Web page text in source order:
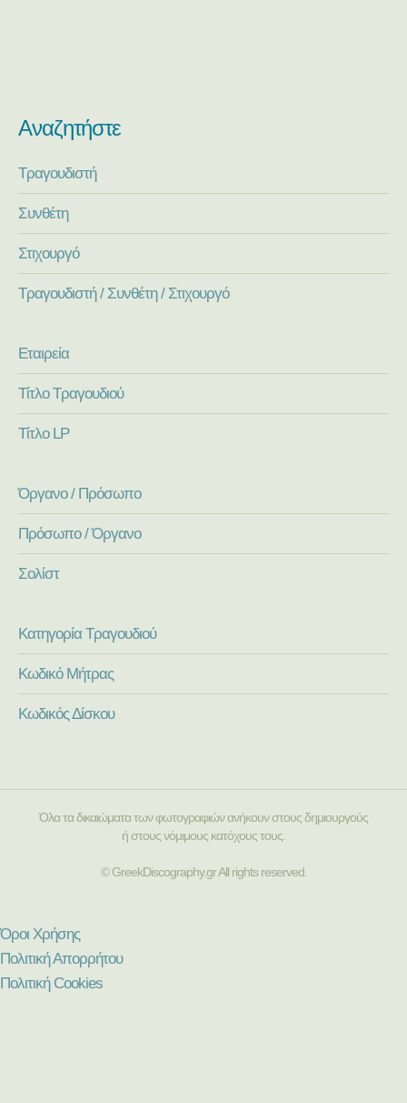
Αναζητήστε
Τραγουδιστή
Συνθέτη
Στιχουργό
Τραγουδιστή / Συνθέτη / Στιχουργό
Εταιρεία
Τίτλο Τραγουδιού
Τίτλο LP
Όργανο / Πρόσωπο
Πρόσωπο / Όργανο
Σολίστ
Κατηγορία Τραγουδιού
Κωδικό Μήτρας
Κωδικός Δίσκου
Όλα τα δικαιώματα των φωτογραφιών ανήκουν στους δημιουργούς
ή στους νόμιμους κατόχους τους.
© GreekDiscography.gr All rights reserved.
Όροι Χρήσης
Πολιτική Απορρήτου
Πολιτική Cookies